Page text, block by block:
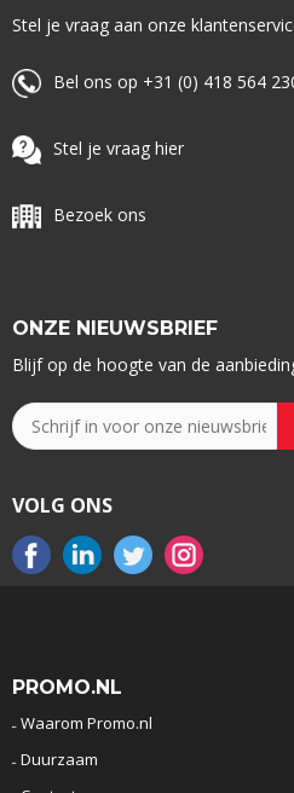
Stel je vraag aan onze
Bel ons op +31 (0) 418 564
Stel je vraag hier
Bezoek ons
ONZE NIEUWSBRIEF
Blijf op de hoogte van de
VOLG ONS
PROMO.NL
Waarom Promo.nl
Duurzaam